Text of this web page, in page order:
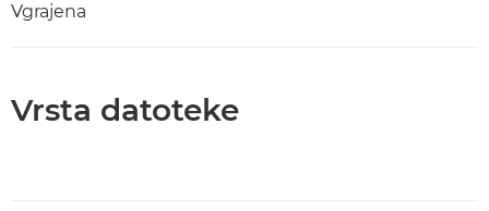
Vgrajena
Vrsta datoteke